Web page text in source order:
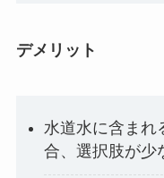
デメリット
水道水に含まれ
合、選択肢が少